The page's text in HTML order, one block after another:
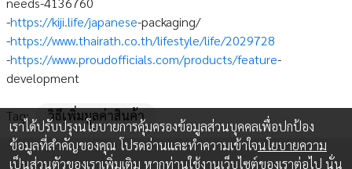
-https://kiji.life/japanese-packaging/
-https://www.thairath.co.th/lifestyle/life/2029728
-https://www.proudofficials.com/products/feature-
development
Tag: วิธีเพิ่มมูลค่าสินค้า
เราได้ปรับปรุงนโยบายการคุ้มครองข้อมูลส่วนบุคคลเพื่อปกป้อง
ข้อมูลที่สำคัญของคุณ โปรดอ่านและทำความเข้าใจนโยบายความ
เป็นส่วนตัวของเราเพิ่มเติม หากท่านใช้งานเว็บไซต์ของเราต่อไป นั่น